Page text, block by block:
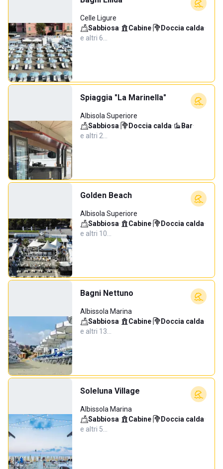
Celle Ligure
Sabbiosa· Cabine· Doccia calda·
e altri 6…
Spiaggia "La Marinella"
Albisola Superiore
Sabbiosa· Doccia calda· Bar·
e altri 2…
Golden Beach
Albisola Superiore
Sabbiosa· Cabine· Doccia calda·
e altri 10…
Bagni Nettuno
Albissola Marina
Sabbiosa· Cabine· Doccia calda·
e altri 13…
Soleluna Village
Albissola Marina
Sabbiosa· Cabine· Doccia calda·
e altri 5…